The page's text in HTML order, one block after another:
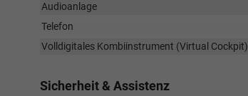
Audioanlage
Telefon
Volldigitales Kombiinstrument (Virtual Cockpit)
Sicherheit & Assistenz